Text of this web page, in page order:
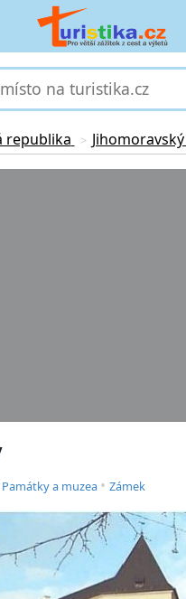
DOPRAVA
republika >
Památky a muzea • Zámek